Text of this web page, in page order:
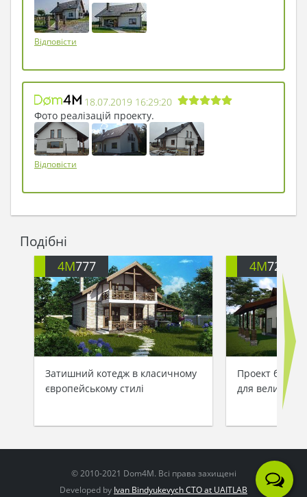
Відповісти
18.07.2019 16:29:20
Фото реалізацій проекту.
Відповісти
Подібні
4M777
Затишний котедж в класичному
європейському стилі
4M721
Проект
для великої
© 2010-2021 Dom4M. Всі права захищені
Developed by Ivan Bindyukevych CTO at UAITLAB